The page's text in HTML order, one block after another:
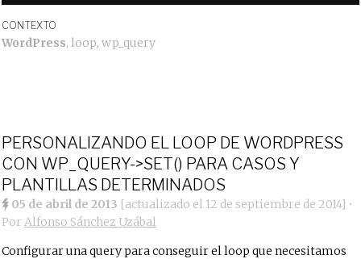
CONTEXTO
WordPress,loop,wp_query
PERSONALIZANDO EL LOOP DE WORDPRESS
CON WP_QUERY->SET() PARA CASOS Y
PLANTILLAS DETERMINADOS
05 de abril de 2013 [actualizado el 12 de septiembre de 2014] •
PorAlfonso Sánchez Uzábal
Configurar una query para conseguir el loop que necesitamos